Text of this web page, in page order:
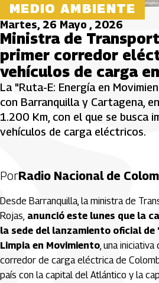
MEDIO AMBIENTE
Martes, 26 Mayo , 2026
Ministra de
primer corredor
vehículos de carga
La "Ruta-E: Energía en
con Barranquilla y Cartagena,
1.200 Km, con el que se busca
vehículos de carga eléctricos.
PorRadio Nacional de
Desde Barranquilla, la ministra de
Rojas, anunció este lunes que la
la sede del lanzamiento oficial de
Limpia en Movimiento, una
corredor de carga eléctrica de
país con la capital del Atlántico y la